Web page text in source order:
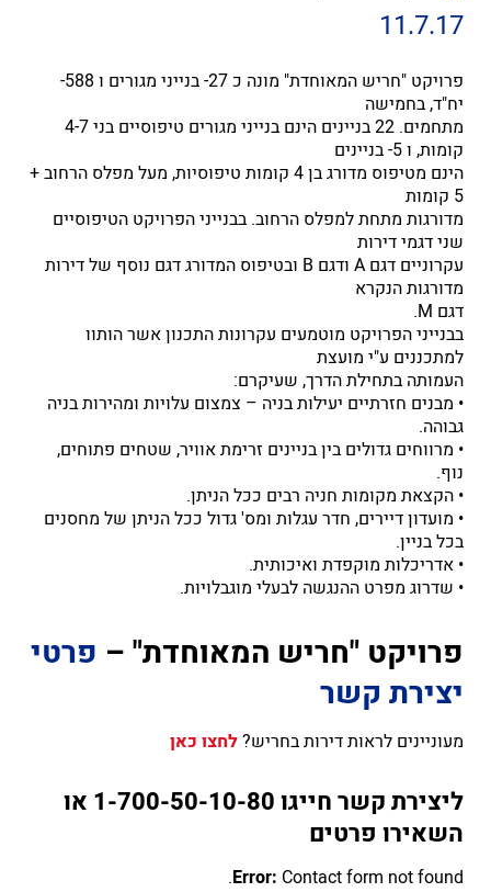
11.7.17
פרויקט "חריש המאוחדת" מונה כ 27- בנייני מגורים ו 588-
יח"ד, בחמישה
מתחמים. 22 בניינים הינם בנייני מגורים טיפוסיים בני 4-7
קומות, ו 5- בניינים
הינם מטיפוס מדורג בן 4 קומות טיפוסיות, מעל מפלס הרחוב +
5 קומות
מדורגות מתחת למפלס הרחוב. בבנייני הפרויקט הטיפוסיים
שני דגמי דירות
עקרוניים דגם A ודגם B ובטיפוס המדורג דגם נוסף של דירות
מדורגות הנקרא
דגם M.
בבנייני הפרויקט מוטמעים עקרונות התכנון אשר הותוו
למתכננים ע"י מועצת
העמותה בתחילת הדרך, שעיקרם:
• מבנים חזרתיים יעילות בניה – צמצום עלויות ומהירות בניה
גבוהה.
• מרווחים גדולים בין בניינים זרימת אוויר, שטחים פתוחים,
נוף.
• הקצאת מקומות חניה רבים ככל הניתן.
• מועדון דיירים, חדר עגלות ומס' גדול ככל הניתן של מחסנים
בכל בניין.
• אדריכלות מוקפדת ואיכותית.
• שדרוג מפרט ההנגשה לבעלי מוגבלויות.
פרויקט "חריש המאוחדת" – פרטי
יצירת קשר
מעוניינים לראות דירות בחריש?לחצו כאן
ליצירת קשר חייגו 1-700-50-10-80 או
השאירו פרטים
Error: Contact form not found.